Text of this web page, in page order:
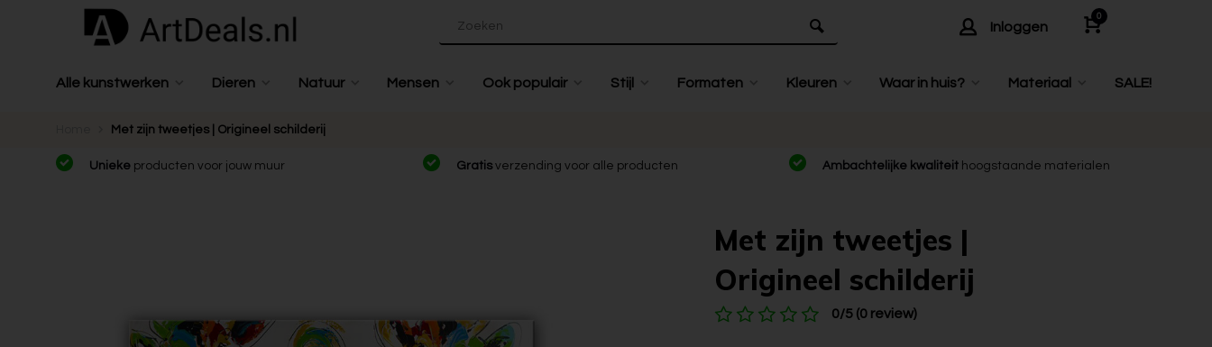
Inloggen
0
Alle kunstwerken Dieren Natuur Mensen Ook populair Stijl Formaten Kleuren Waar in huis? Materiaal SALE!
Met zijn tweetjes | Origineel schilderij
Unieke producten voor jouw muur Gratisverzending voor alle producten Ambachtelijke kwaliteit hoogstaande materialen
Met zijn tweetjes |
Origineel schilderij
0/5 (0 review)